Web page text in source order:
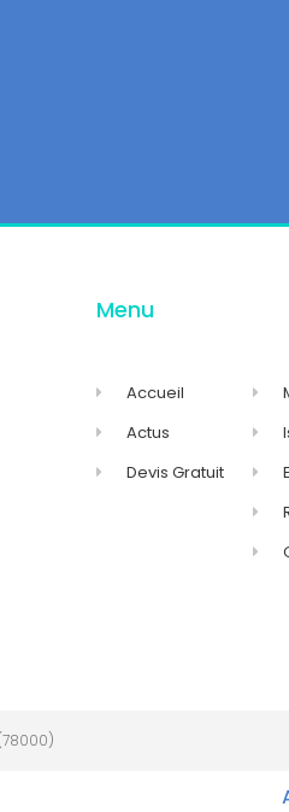
Menu
Accueil
Actus
Devis Gratuit
(78000)